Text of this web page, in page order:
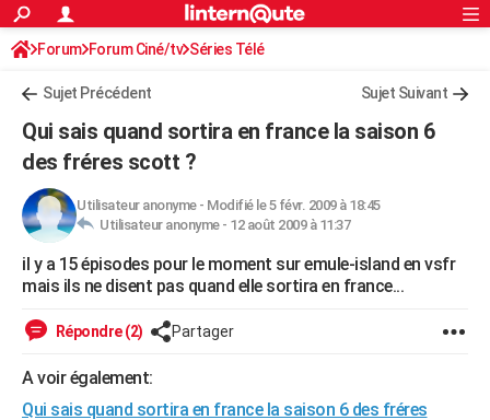
ACTUALITÉS
Politique
Société
Faits Divers
Education
Monde
Villes
+
Programme TV
TNTStreaming
Cinéma
Sorties cinéma
Musique
FINANCE
Retraite
Impôts
Epargne
Immobilier
Risques naturels par ville
Banque
Assurance
Crédit
AUTO
Essais
Réserver un essai
Citadines
Berlines
SUV
Forum auto
HIGH-TECH
Mobiles
Meilleur smartphone
Internet
Ordinateurs
Jeux vidéo
Guide high-tech
+BRICOLAGE
Forum
Aménagement intérieur
Extérieur
Cuisine
Salle de bains
Jardinage
Rangement
WEEK-END
Guides de France
Escapades
Patrimoine
Expositions
Musées
Week-end nature
+LIFESTYLE
S'inscrire
Connexion
Forum Forum Ciné/tv Séries Télé
Sujet Précédent Sujet Suivant
Qui sais quand sortira en france la saison 6
des fréres scott ?
Utilisateur anonyme- Modifié le 5 févr. 2009 à 18:45
Utilisateur anonyme - 12 août 2009 à 11:37
il y a 15 épisodes pour le moment sur emule-island en vsfr
mais ils ne disent pas quand elle sortira en france...
Répondre (2) Partager
A voir également:
Qui sais quand sortira en france la saison 6 des fréres